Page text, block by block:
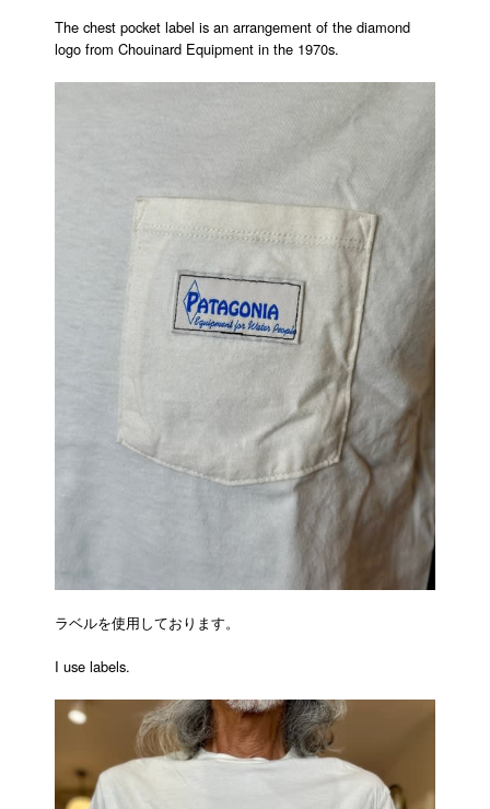
The chest pocket label is an arrangement of the diamond
logo from Chouinard Equipment in the 1970s.
ラベルを使用しております。
I use labels.